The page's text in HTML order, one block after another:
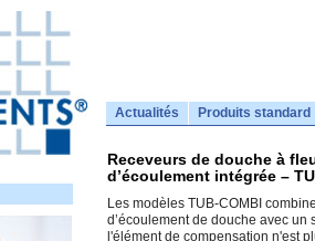
Actualités Produits standard
Receveurs de douche à
d’écoulement intégrée –
Les modèles TUB-COMBI
d’écoulement de douche avec
l'élément de compensation n'est